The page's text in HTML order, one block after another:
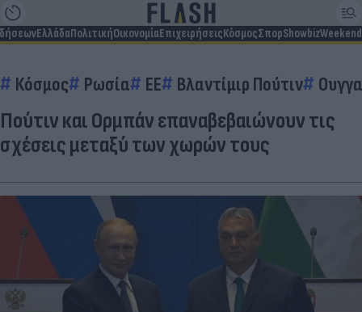
ΕλλάδαΠολιτικήΟικονομίαΕπιχειρήσειςΚόσμοςΣπορShowbizWeekend
Κόσμος Ρωσία EE Βλαντίμιρ Πούτιν
Πούτιν και Ορμπάν επαναβεβαιώνουν τις
σχέσεις μεταξύ των χωρών τους